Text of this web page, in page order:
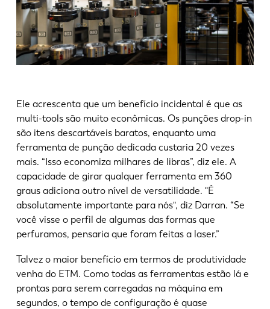
Ele acrescenta que um benefício incidental é que as
multi-tools são muito econômicas. Os punções drop-in
são itens descartáveis baratos, enquanto uma
ferramenta de punção dedicada custaria 20 vezes
mais. “Isso economiza milhares de libras”, diz ele. A
capacidade de girar qualquer ferramenta em 360
graus adiciona outro nível de versatilidade. "É
absolutamente importante para nós", diz Darran. “Se
você visse o perfil de algumas das formas que
perfuramos, pensaria que foram feitas a laser.”
Talvez o maior benefício em termos de produtividade
venha do ETM. Como todas as ferramentas estão lá e
prontas para serem carregadas na máquina em
segundos, o tempo de configuração é quase